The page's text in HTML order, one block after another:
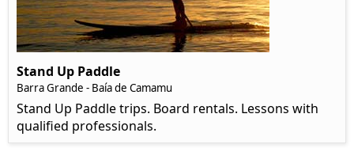
Stand Up Paddle
Barra Grande - Baía de Camamu
Stand Up Paddle trips. Board rentals. Lessons with
qualified professionals.